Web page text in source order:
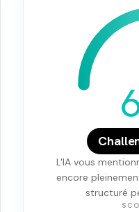
L'IA vous
encore
structuré